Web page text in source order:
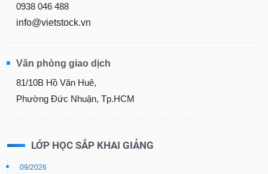
0938 046 488
info@vietstock.vn
Văn phòng giao dịch
81/10B Hồ Văn Huê,
Phường Đức Nhuận, Tp.HCM
LỚP HỌC SẮP KHAI GIẢNG
09/2026